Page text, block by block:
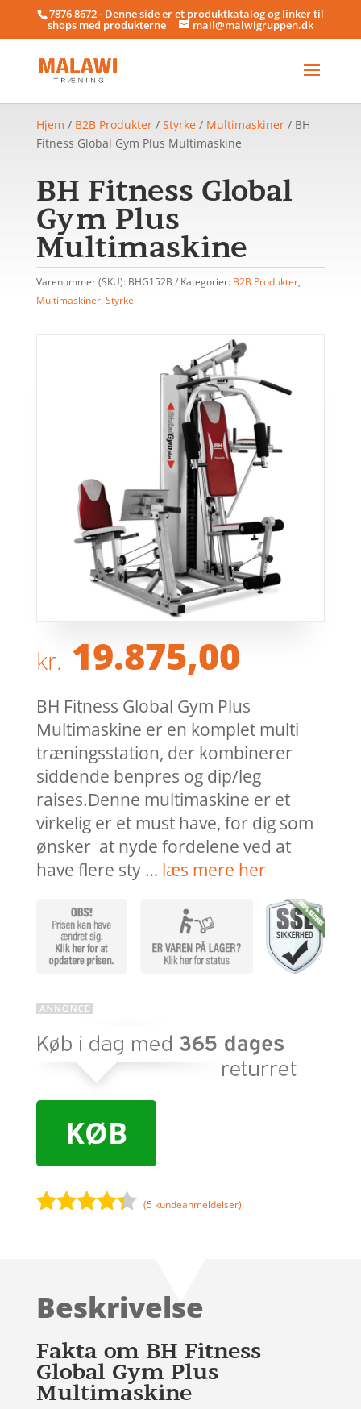
7876 8672 - Denne side er et produktkatalog og linker til
shops med produkterne mail@malwigruppen.dk
Hjem / B2B Produkter/ Styrke/ Multimaskiner/ BH
Fitness Global Gym Plus Multimaskine
BH Fitness Global
Gym Plus
Multimaskine
Varenummer (SKU): BHG152B Kategorier: B2B Produkter,
Multimaskiner, Styrke
kr. 19.875,00
BH Fitness Global Gym Plus
Multimaskine er en komplet multi
træningsstation, der kombinerer
siddende benpres og dip/leg
raises.Denne multimaskine er et
virkelig er et must have, for dig som
ønsker at nyde fordelene ved at
have flere sty … læs mere her
KØB
på
mmelser
(5 kundeanmeldelser)
Beskrivelse
Fakta om BH Fitness
Global Gym Plus
Multimaskine